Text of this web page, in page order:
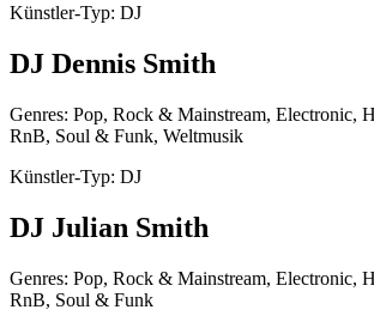
Künstler-Typ: DJ
DJ Dennis Smith
Genres: Pop, Rock & Mainstream, Electronic,
RnB, Soul & Funk, Weltmusik
Künstler-Typ: DJ
DJ Julian Smith
Genres: Pop, Rock & Mainstream, Electronic,
RnB, Soul & Funk